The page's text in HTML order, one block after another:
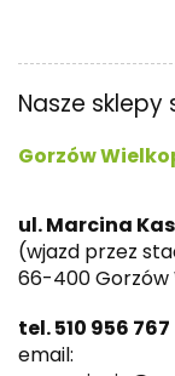
Nasze
Gorzów
ul. Marcina
(wjazd przez
66-400 Gorzów
tel. 510 956 767
email: